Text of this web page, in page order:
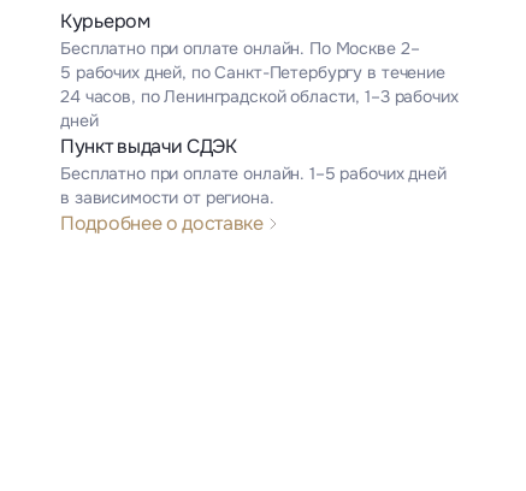
Курьером
Бесплатно при оплате онлайн. По Москве 2–
5 рабочих дней, по Санкт-Петербургу в течение
24 часов, по Ленинградской области, 1–3 рабочих
дней
Пункт выдачи СДЭК
Бесплатно при оплате онлайн. 1–5 рабочих дней
в зависимости от региона.
Подробнее о доставке